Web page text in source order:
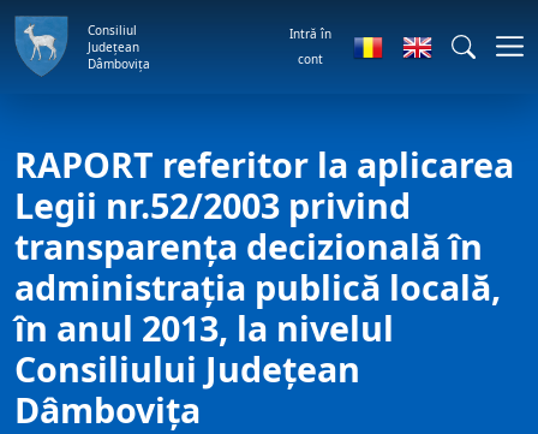
Consiliul
Județean
Dâmbovița
Intră în
cont
RAPORT referitor la aplicarea
Legii nr.52/2003 privind
transparenţa decizională în
administraţia publică locală,
în anul 2013, la nivelul
Consiliului Judeţean
Dâmboviţa